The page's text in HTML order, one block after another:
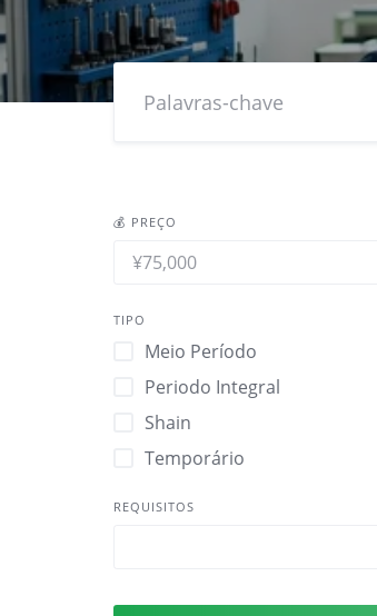
💰 PREÇO
TIPO
Meio Período
Periodo Integral
Shain
Temporário
REQUISITOS